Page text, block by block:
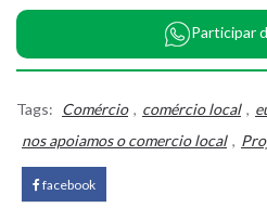
Participar
Tags: Comércio , comércio local ,
nos apoiamos o comercio local ,
facebook